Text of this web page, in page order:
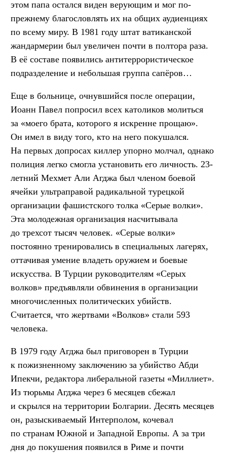
этом папа остался виден верующим и мог по-
прежнему благословлять их на общих аудиенциях
по всему миру. В 1981 году штат ватиканской
жандармерии был увеличен почти в полтора раза.
В её составе появились антитеррористическое
подразделение и небольшая группа сапёров…
Еще в больнице, очнувшийся после операции,
Иоанн Павел попросил всех католиков молиться
за «моего брата, которого я искренне прощаю».
Он имел в виду того, кто на него покушался.
На первых допросах киллер упорно молчал, однако
полиция легко смогла установить его личность. 23-
летний Мехмет Али Агджа был членом боевой
ячейки ультраправой радикальной турецкой
организации фашистского толка «Серые волки».
Эта молодежная организация насчитывала
до трехсот тысяч человек. «Серые волки»
постоянно тренировались в специальных лагерях,
оттачивая умение владеть оружием и боевые
искусства. В Турции руководителям «Серых
волков» предъявляли обвинения в организации
многочисленных политических убийств.
Считается, что жертвами «Волков» стали 593
человека.
В 1979 году Агджа был приговорен в Турции
к пожизненному заключению за убийство Абди
Ипекчи, редактора либеральной газеты «Миллиет».
Из тюрьмы Агджа через 6 месяцев сбежал
и скрылся на территории Болгарии. Десять месяцев
он, разыскиваемый Интерполом, кочевал
по странам Южной и Западной Европы. А за три
дня до покушения появился в Риме и почти